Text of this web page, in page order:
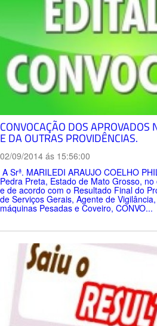
CONVOCAÇÃO DOS APROVADOS
E DA OUTRAS PROVIDÊNCIAS.
02/09/2014 ás 15:56:00
A Srª. MARILEDI ARAUJO COELHO
Pedra Preta, Estado de Mato Grosso,
e de acordo com o Resultado Final do
de Serviços Gerais, Agente de
máquinas Pesadas e Coveiro, CONVO...